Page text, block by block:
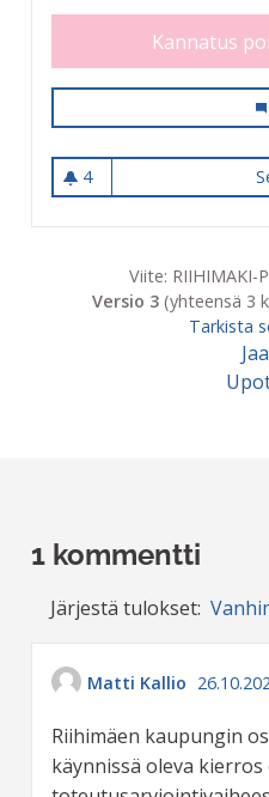
Kannatus
4
4 seuraajaa
Viite: RIIHIMAKI-
Versio 3 (yhteensä 3
Tarkista
Jaa
1 kommentti
Järjestä tulokset:
Matti Kallio
Riihimäen kaupungin
käynnissä oleva